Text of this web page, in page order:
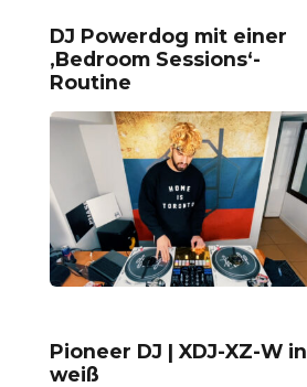
DJ Powerdog mit einer
‚Bedroom Sessions‘-
Routine
Pioneer DJ | XDJ-XZ-W in
weiß